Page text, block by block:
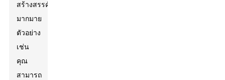
สร้างสรรค์
มากมาย
ตัวอย่าง
เช่น
คุณ
สามารถ